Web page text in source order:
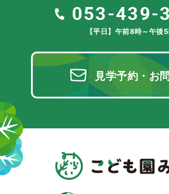
053-439-
【平日】午前8時～午後
見学予約・お